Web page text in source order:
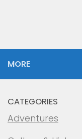
MORE
CATEGORIES
Adventures